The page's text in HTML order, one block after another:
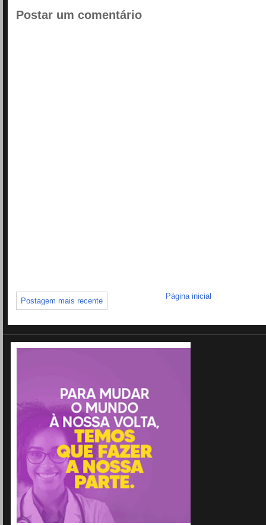
Postar um comentário
Postagem mais recente
Página inicial